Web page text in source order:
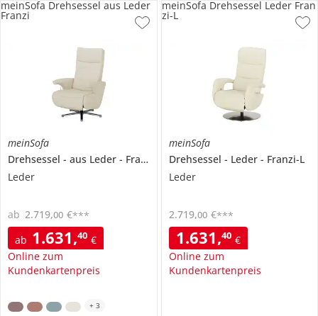
meinSofa
Drehsessel
aus Leder
Franzi
Leder
ab 1.631,40 €
Online zum
Kundenkartenpreis
ab 2.719,00 €***
meinSofa Drehsessel aus Leder
Franzi
+ 3
meinSofa
Drehsessel
Leder
Franzi-L
Leder
1.631,40 €
Online zum
Kundenkartenpreis
2.719,00 €***
meinSofa Drehsessel Leder Fran
zi-L